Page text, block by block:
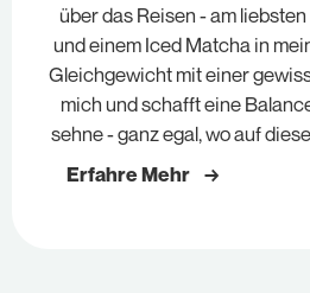
über das Reisen - am
und einem Iced Matcha in
Gleichgewicht mit einer
mich und schafft eine
sehne - ganz egal, wo auf
Erfahre Mehr →